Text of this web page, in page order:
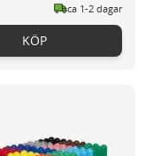
ca 1-2 dagar
KÖP